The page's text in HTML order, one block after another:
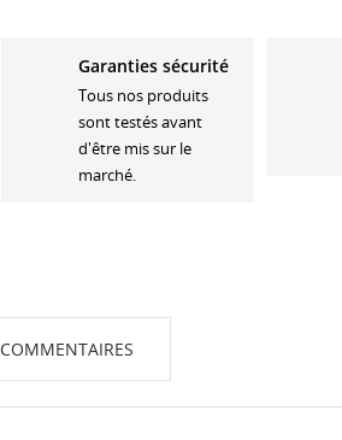
Garanties sécurité
Tous nos produits
sont testés avant
d'être mis sur le
marché.
COMMENTAIRES